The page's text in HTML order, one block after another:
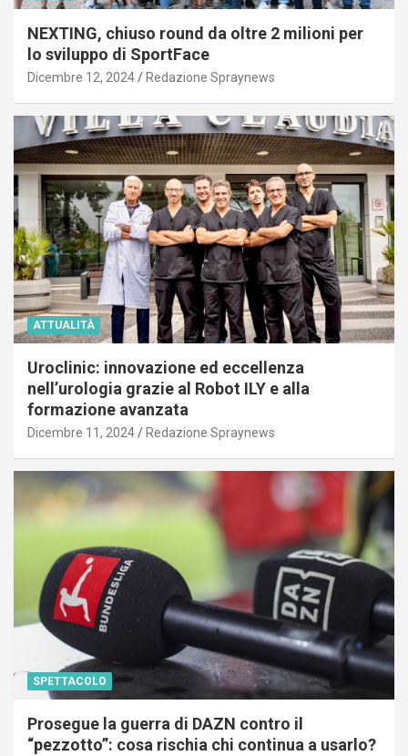
NEXTING, chiuso round da oltre 2 milioni per
lo sviluppo di SportFace
Dicembre 12, 2024 Redazione Spraynews
ATTUALITÀ
Uroclinic: innovazione ed eccellenza
nell’urologia grazie al Robot ILY e alla
formazione avanzata
Dicembre 11, 2024 Redazione Spraynews
SPETTACOLO
Prosegue la guerra di DAZN contro il
“pezzotto”: cosa rischia chi continua a usarlo?